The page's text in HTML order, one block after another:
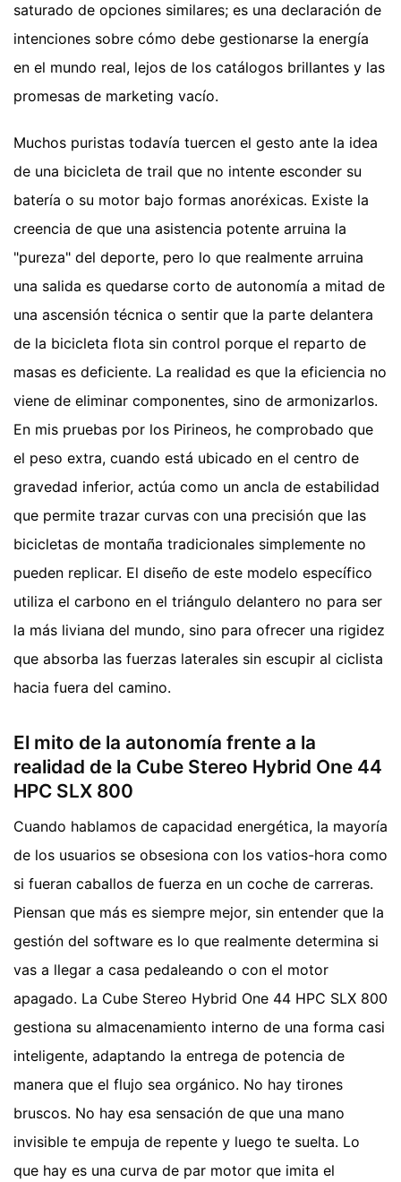
saturado de opciones similares; es una declaración de
intenciones sobre cómo debe gestionarse la energía
en el mundo real, lejos de los catálogos brillantes y las
promesas de marketing vacío.
Muchos puristas todavía tuercen el gesto ante la idea
de una bicicleta de trail que no intente esconder su
batería o su motor bajo formas anoréxicas. Existe la
creencia de que una asistencia potente arruina la
"pureza" del deporte, pero lo que realmente arruina
una salida es quedarse corto de autonomía a mitad de
una ascensión técnica o sentir que la parte delantera
de la bicicleta flota sin control porque el reparto de
masas es deficiente. La realidad es que la eficiencia no
viene de eliminar componentes, sino de armonizarlos.
En mis pruebas por los Pirineos, he comprobado que
el peso extra, cuando está ubicado en el centro de
gravedad inferior, actúa como un ancla de estabilidad
que permite trazar curvas con una precisión que las
bicicletas de montaña tradicionales simplemente no
pueden replicar. El diseño de este modelo específico
utiliza el carbono en el triángulo delantero no para ser
la más liviana del mundo, sino para ofrecer una rigidez
que absorba las fuerzas laterales sin escupir al ciclista
hacia fuera del camino.
El mito de la autonomía frente a la
realidad de la Cube Stereo Hybrid One 44
HPC SLX 800
Cuando hablamos de capacidad energética, la mayoría
de los usuarios se obsesiona con los vatios-hora como
si fueran caballos de fuerza en un coche de carreras.
Piensan que más es siempre mejor, sin entender que la
gestión del software es lo que realmente determina si
vas a llegar a casa pedaleando o con el motor
apagado. La Cube Stereo Hybrid One 44 HPC SLX 800
gestiona su almacenamiento interno de una forma casi
inteligente, adaptando la entrega de potencia de
manera que el flujo sea orgánico. No hay tirones
bruscos. No hay esa sensación de que una mano
invisible te empuja de repente y luego te suelta. Lo
que hay es una curva de par motor que imita el